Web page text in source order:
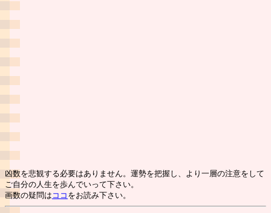
凶数を悲観する必要はありません。運勢を把握し、より一層の注意をして
ご自分の人生を歩んでいって下さい。
画数の疑問は ココ をお読み下さい。